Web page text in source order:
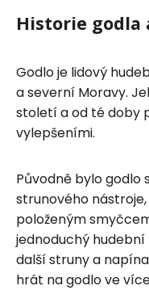
Historie godla
Godlo je lidový
a severní Moravy.
století a od té doby
vylepšeními.
Původně bylo godlo
strunového
položeným
jednoduchý
další struny a
hrát na godlo ve